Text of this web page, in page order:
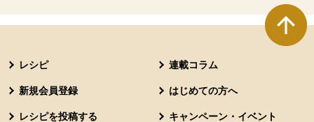
レシピ 連載コラム
新規会員登録 はじめての方へ
レシピを投稿する キャンペーン・イベント